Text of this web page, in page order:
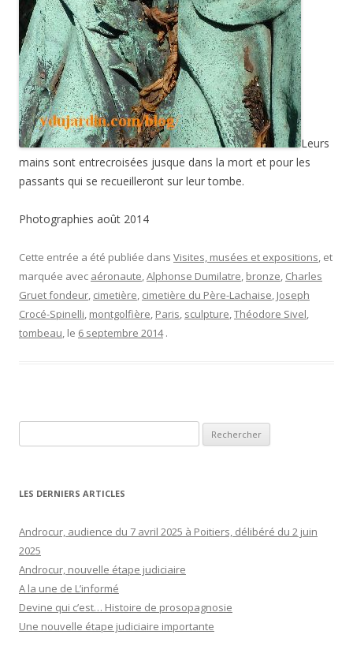
Leurs
mains sont entrecroisées jusque dans la mort et pour les
passants qui se recueilleront sur leur tombe.
Photographies août 2014
Cette entrée a été publiée dans Visites, musées et expositions , et
marquée avec aéronaute Alphonse Dumilatre bronze Charles
Gruet fondeur cimetière cimetière du Père-Lachaise Joseph
Crocé-Spinelli montgolfière Paris sculpture Théodore Sivel
tombeau , le 6 septembre 2014 .
LES DERNIERS ARTICLES
Androcur, audience du 7 avril 2025 à Poitiers, délibéré du 2 juin
2025
Androcur, nouvelle étape judiciaire
A la une de L’informé
Devine qui c’est… Histoire de prosopagnosie
Une nouvelle étape judiciaire importante